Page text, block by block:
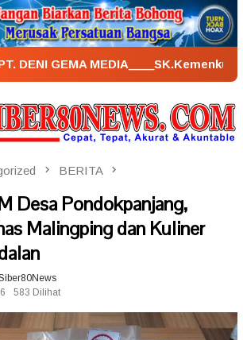
MEDIA____SK.KemenkumHam :
BERITA
Desa Pondokpanjang,
Malingping dan Kuliner
583 Dilihat